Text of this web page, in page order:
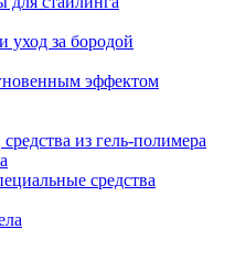
уход за бородой
эффектом
из гель-полимера
средства